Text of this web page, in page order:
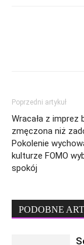
Poprzedni artykuł
Wracała z imprez
zmęczona niż
Pokolenie
kulturze FOMO
spokój
PODOBNE